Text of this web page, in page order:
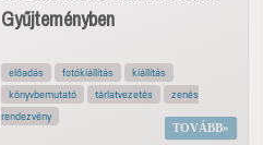
Gyűjteményben
előadás fotókiállítás
kiállítás
könyvbemutató
tárlatvezetés
zenés
rendezvény
TOVÁBB